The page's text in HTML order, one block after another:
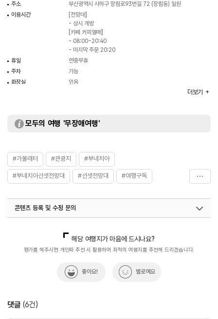
주소
부산광역시 사하구 장림로93번길 72 (장림동) 일원
이용시간
[전망대]
- 상시 개방
[카페 커피열매]
- 08:00~20:40
- 마지막 주문 20:20
휴일
연중무휴
주차
가능
화장실
있음
더보기
모두의 여행 '무장애여행'
#가볼래터 #관광지 #부네치아
#부네치아선셋전망대 #선셋전망대 #여행구독
콘텐츠 등록 및 수정 문의
해당 여행지가 마음에 드시나요?
평가를 해주시면 개인화 추천 시 활용하여 최적의 여행지를 추천해 드리겠습니다.
좋아요! 별로예요
댓글 (6건)